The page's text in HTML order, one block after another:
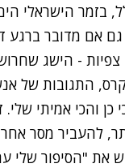
הישראלי הים-
אם מדובר
- הישג
התגובות של
כן והכי אמיתי
להעביר מסר
את "הסיפור שלי